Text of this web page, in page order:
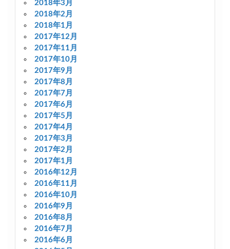
2018年3月
2018年2月
2018年1月
2017年12月
2017年11月
2017年10月
2017年9月
2017年8月
2017年7月
2017年6月
2017年5月
2017年4月
2017年3月
2017年2月
2017年1月
2016年12月
2016年11月
2016年10月
2016年9月
2016年8月
2016年7月
2016年6月